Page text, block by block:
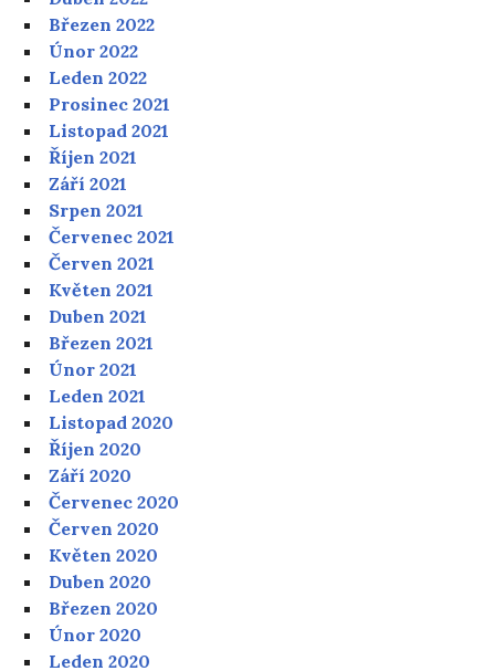
Březen 2022
Únor 2022
Leden 2022
Prosinec 2021
Listopad 2021
Říjen 2021
Září 2021
Srpen 2021
Červenec 2021
Červen 2021
Květen 2021
Duben 2021
Březen 2021
Únor 2021
Leden 2021
Listopad 2020
Říjen 2020
Září 2020
Červenec 2020
Červen 2020
Květen 2020
Duben 2020
Březen 2020
Únor 2020
Leden 2020